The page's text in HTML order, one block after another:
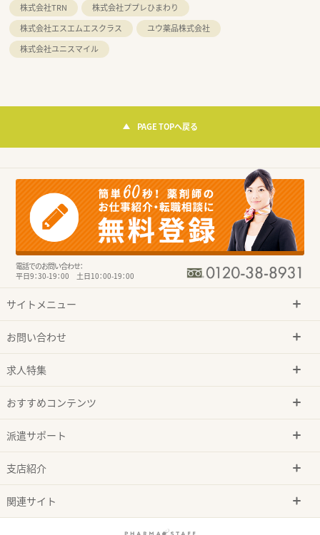
株式会社TRN
株式会社ププレひまわり
株式会社エスエムエスクラス
ユウ薬品株式会社
株式会社ユニスマイル
PAGE TOPへ戻る
電話でのお問い合わせ：
平日9：30-19：00 土日10：00-19：00
サイトメニュー
お問い合わせ
求人特集
おすすめコンテンツ
派遣サポート
支店紹介
関連サイト